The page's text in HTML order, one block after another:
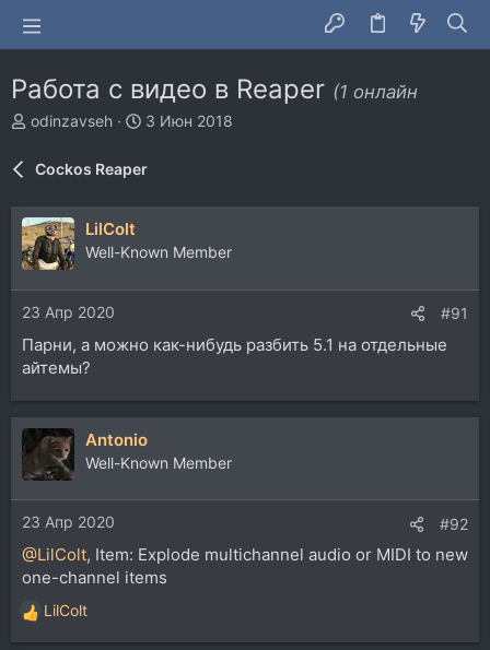
Работа с видео в Reaper (1 онлайн
А
т
р
т
е
м
odinzavseh
Д
н
3 Июн 2018
Cockos Reaper
LilColt
Well-Known Member
23 Апр 2020 #91
Парни, а можно как-нибудь разбить 5.1 на отдельные
айтемы?
Antonio
Well-Known Member
23 Апр 2020 #92
@LilColt, Item: Explode multichannel audio or MIDI to new
one-channel items
Р
е
LilColt